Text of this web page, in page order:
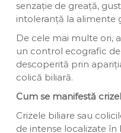
senzație de greață,
intoleranță la alimente
De cele mai multe ori,
un control ecografic
descoperită prin
colică biliară.
Cum se manifestă
Crizele biliare sau
de intense localizate